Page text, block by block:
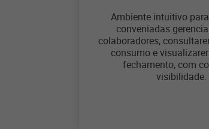
Ambiente intuitivo
conveniadas
colaboradores,
consumo e
fechamento, com
visibilidade.